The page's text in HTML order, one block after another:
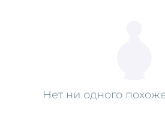
Нет ни одного